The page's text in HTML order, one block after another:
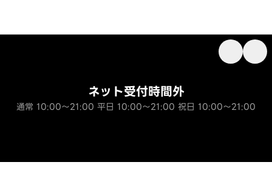
ネット受付時間外
通常 10:00～21:00 平日 10:00～21:00 祝日 10:00～21:00